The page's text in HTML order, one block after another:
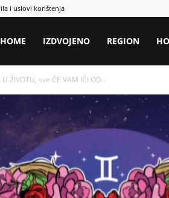
i uslovi korištenja
HOME IZDVOJENO REGION
ŽIVOTU, sve ĆE VAM IĆI OD...